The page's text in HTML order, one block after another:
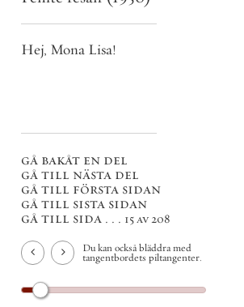
Hej, Mona Lisa!
gå bakåt en del
gå till nästa del
gå till första sidan
gå till sista sidan
gå till sida . . . 15 av 208
Du kan också bläddra med
tangentbordets piltangenter.